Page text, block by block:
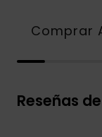
Comprar
Reseñas